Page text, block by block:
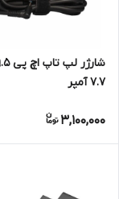
7.7 آمپر
3,100,000